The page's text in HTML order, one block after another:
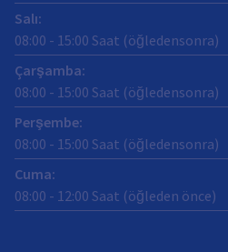
Salı:
08:00 - 15:00 Saat (öğledensonra)
Çarşamba:
08:00 - 15:00 Saat (öğledensonra)
Perşembe:
08:00 - 15:00 Saat (öğledensonra)
Cuma:
08:00 - 12:00 Saat (öğleden önce)